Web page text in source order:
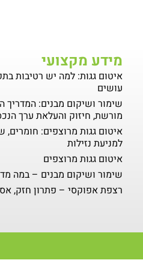
מידע מקצועי
איטום גגות: למה יש רטיבות
עושים
שימור ושיקום מבנים: המדריך
מורשת, חיזוק והעלאת ערך
איטום גגות מרוצפים: חומרים,
למניעת נזילות
איטום גגות מרוצפים
שימור ושיקום מבנים – במה
רצפת אפוקסי – פתרון חזק,